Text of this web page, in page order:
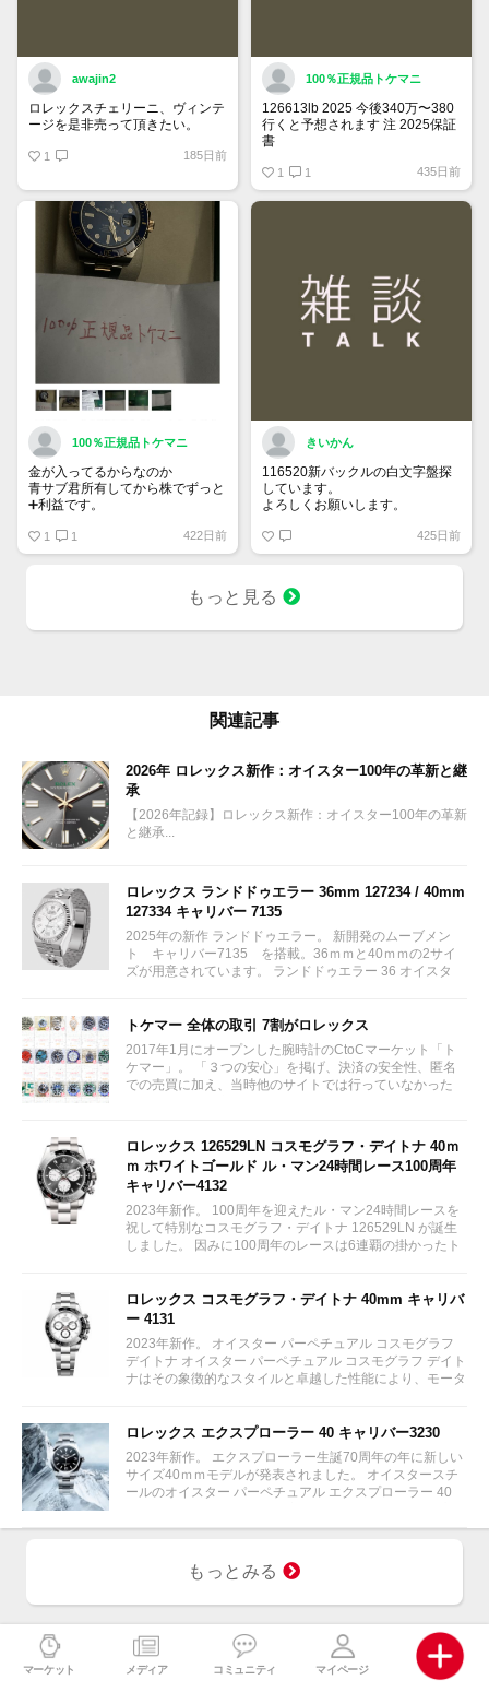
awajin2
ロレックスチェリーニ、ヴィンテ
ージを是非売って頂きたい。
1 185日前
100％正規品トケマニ
126613lb 2025 今後340万〜380
行くと予想されます 注 2025保証
書
2025/ @Watch_Monster_より
1 1 435日前
100％正規品トケマニ
金が入ってるからなのか
青サブ君所有してから株でずっと
➕利益です。
銘柄番号7932 ニッピ
1 1 422日前
きいかん
116520新バックルの白文字盤探
しています。
よろしくお願いします。
425日前
もっと見る
関連記事
2026年 ロレックス新作：オイスター100年の革新と継
承
【2026年記録】ロレックス新作：オイスター100年の革新
と継承...
ロレックス ランドドゥエラー 36mm 127234 / 40mm
127334 キャリバー 7135
2025年の新作 ランドドゥエラー。 新開発のムーブメン
ト キャリバー7135 を搭載。36ｍｍと40ｍｍの2サイ
ズが用意されています。 ランドドゥエラー 36 オイスタ
トケマー 全体の取引 7割がロレックス
2017年1月にオープンした腕時計のCtoCマーケット「ト
ケマー」。 「３つの安心」を掲げ、決済の安全性、匿名
での売買に加え、当時他のサイトでは行っていなかった
ロレックス 126529LN コスモグラフ・デイトナ 40ｍ
ｍ ホワイトゴールド ル・マン24時間レース100周年
キャリバー4132
2023年新作。 100周年を迎えたル・マン24時間レースを
祝して特別なコスモグラフ・デイトナ 126529LN が誕生
しました。 因みに100周年のレースは6連覇の掛かったト
ロレックス コスモグラフ・デイトナ 40mm キャリバ
ー 4131
2023年新作。 オイスター パーペチュアル コスモグラフ
デイトナ オイスター パーペチュアル コスモグラフ デイト
ナはその象徴的なスタイルと卓越した性能により、モータ
ロレックス エクスプローラー 40 キャリバー3230
2023年新作。 エクスプローラー生誕70周年の年に新しい
サイズ40ｍｍモデルが発表されました。 オイスタースチ
ールのオイスター パーペチュアル エクスプローラー 40
イの際立つブラックダイアルを備える。 ブラックダイア
もっとみる
マーケット メディア コミュニティ マイページ